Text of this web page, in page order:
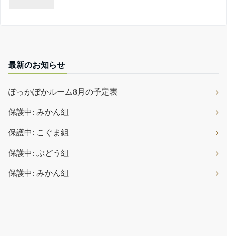
最新のお知らせ
ぽっかぽかルーム8月の予定表
保護中: みかん組
保護中: こぐま組
保護中: ぶどう組
保護中: みかん組